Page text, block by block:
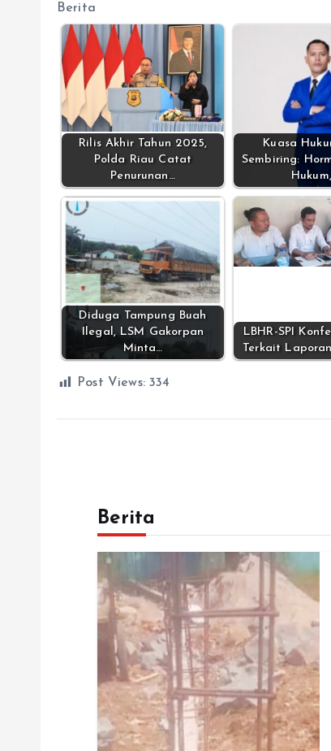
Berita
Rilis Akhir Tahun 2025,
Polda Riau Catat
Penurunan…
Kuasa
Sembiring:
Diduga Tampung Buah
Ilegal, LSM Gakorpan
Minta…
LBHR-SPI
Terkait
Post Views: 334
Berita